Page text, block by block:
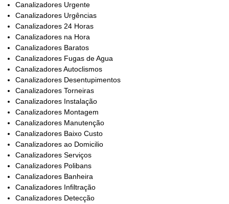
Canalizadores Urgente
Canalizadores Urgências
Canalizadores 24 Horas
Canalizadores na Hora
Canalizadores Baratos
Canalizadores Fugas de Agua
Canalizadores Autoclismos
Canalizadores Desentupimentos
Canalizadores Torneiras
Canalizadores Instalação
Canalizadores Montagem
Canalizadores Manutenção
Canalizadores Baixo Custo
Canalizadores ao Domicilio
Canalizadores Serviços
Canalizadores Polibans
Canalizadores Banheira
Canalizadores Infiltração
Canalizadores Detecção